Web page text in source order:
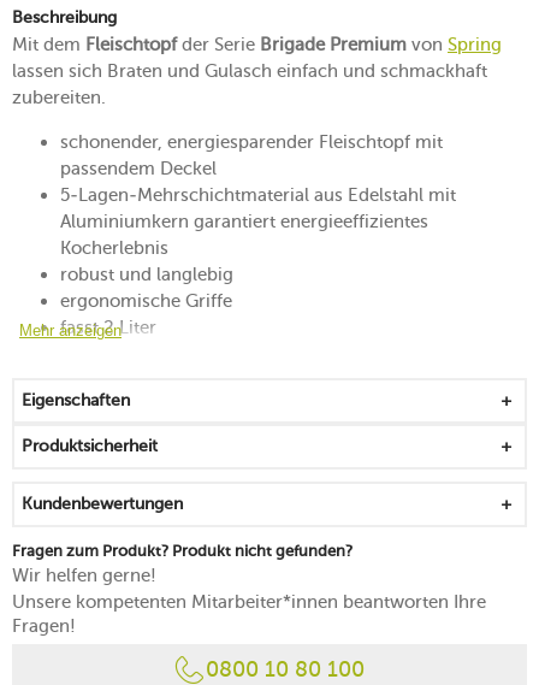
Beschreibung
Mit dem Fleischtopfder Serie Brigade Premium von Spring
lassen sich Braten und Gulasch einfach und schmackhaft
zubereiten.
schonender, energiesparender Fleischtopf mit
passendem Deckel
5-Lagen-Mehrschichtmaterial aus Edelstahl mit
Aluminiumkern garantiert energieeffizientes
Kocherlebnis
robust und langlebig
ergonomische Griffe
fasst 2 Liter
backofen- und spülmaschinengeeignet
in verschiedenen Ausführungen erhältlich
Mehr anzeigen
Eigenschaften
Produktsicherheit
Kundenbewertungen
Fragen zum Produkt? Produkt nicht gefunden?
Wir helfen gerne!
Unsere kompetenten Mitarbeiter*innen beantworten Ihre
Fragen!
0800 10 80 100